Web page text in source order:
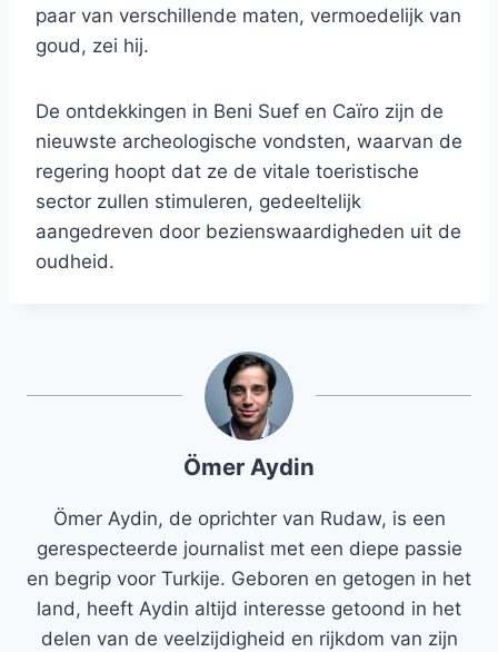
paar van verschillende maten, vermoedelijk van
goud, zei hij.
De ontdekkingen in Beni Suef en Caïro zijn de
nieuwste archeologische vondsten, waarvan de
regering hoopt dat ze de vitale toeristische
sector zullen stimuleren, gedeeltelijk
aangedreven door bezienswaardigheden uit de
oudheid.
Ömer Aydin
Ömer Aydin, de oprichter van Rudaw, is een
gerespecteerde journalist met een diepe passie
en begrip voor Turkije. Geboren en getogen in het
land, heeft Aydin altijd interesse getoond in het
delen van de veelzijdigheid en rijkdom van zijn